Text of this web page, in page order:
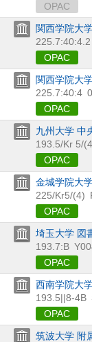
OPAC
関西学院大
225.7:40:4.2
OPAC
関西学院大
225.7:40:4
OPAC
九州大学 中
193.5/Kr 5/
OPAC
金城学院大
225/Kr5/(4)
OPAC
埼玉大学 図
193.7:B
OPAC
西南学院大
193.5||8-4B
OPAC
筑波大学 附